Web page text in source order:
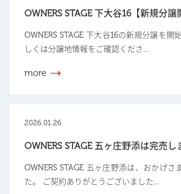
OWNERS STAGE 下大谷16【新規分譲
OWNERS STAGE 下大谷16の新規分譲を開
しくは分譲地情報をご確認くださ...
more
2026.01.26
OWNERS STAGE 五ヶ庄野添は完売し
OWNERS STAGE 五ヶ庄野添は、おかげさ
た。 ご契約ありがとうございました...